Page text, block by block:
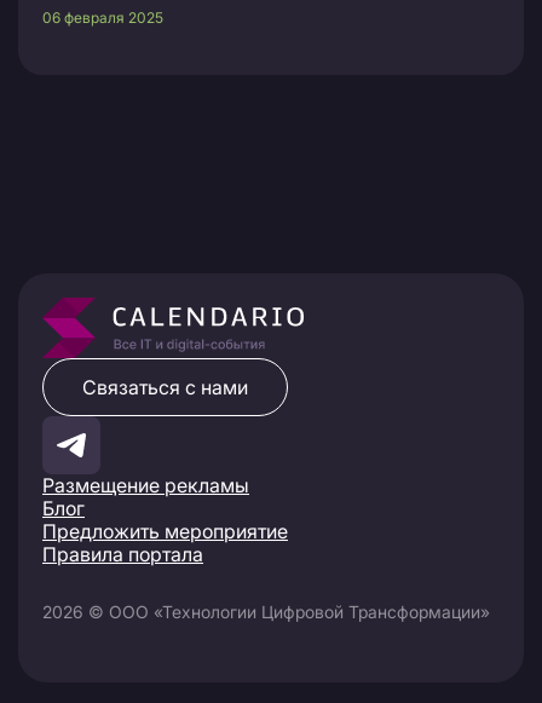
06 февраля 2025
Размещение рекламы
Блог
Предложить мероприятие
Правила портала
Связаться с нами
2026 © ООО «Технологии Цифровой Трансформации»